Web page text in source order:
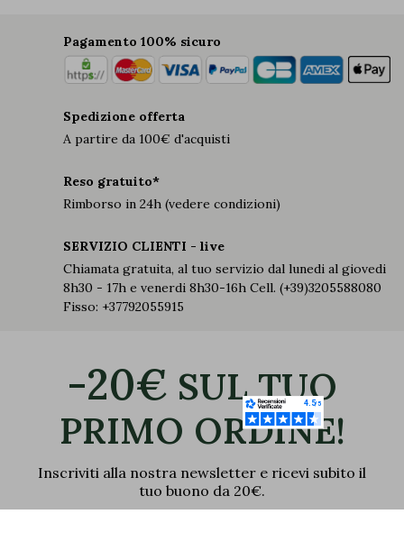
Pagamento 100% sicuro
Spedizione offerta
A partire da 100€ d'acquisti
Reso gratuito*
Rimborso in 24h (vedere condizioni)
SERVIZIO CLIENTI - live
Chiamata gratuita, al tuo servizio dal lunedi al giovedi
8h30 - 17h e venerdi 8h30-16h Cell. (+39)3205588080
Fisso: +37792055915
-20€ SUL TUO
PRIMO ORDINE!
Inscriviti alla nostra newsletter e ricevi subito il
tuo buono da 20€.